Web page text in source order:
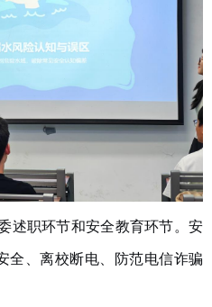
述职环节和安全教育环节。安
全、离校断电、防范电信诈骗